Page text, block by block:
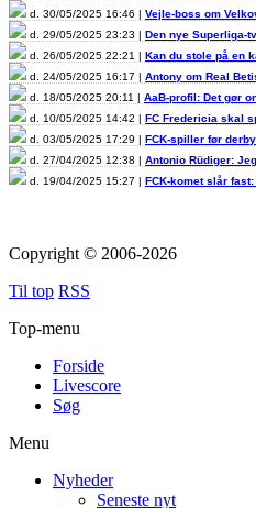
d. 30/05/2025 16:46 | Vejle-boss om
d. 29/05/2025 23:23 | Den nye Superliga-
d. 26/05/2025 22:21 | Kan du stole på en
d. 24/05/2025 16:17 | Antony om Real
d. 18/05/2025 20:11 | AaB-profil: Det gør
d. 10/05/2025 14:42 | FC Fredericia skal
d. 03/05/2025 17:29 | FCK-spiller før
d. 27/04/2025 12:38 | Antonio Rüdiger:
d. 19/04/2025 15:27 | FCK-komet slår
Copyright © 2006-2026
Til top RSS
Top-menu
Forside
Livescore
Søg
Menu
Nyheder
Seneste nyt